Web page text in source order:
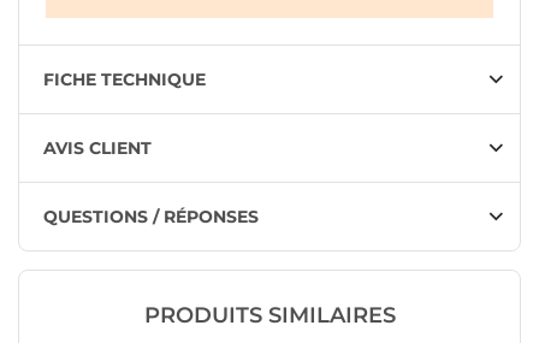
FICHE TECHNIQUE
AVIS CLIENT
QUESTIONS / RÉPONSES
PRODUITS SIMILAIRES